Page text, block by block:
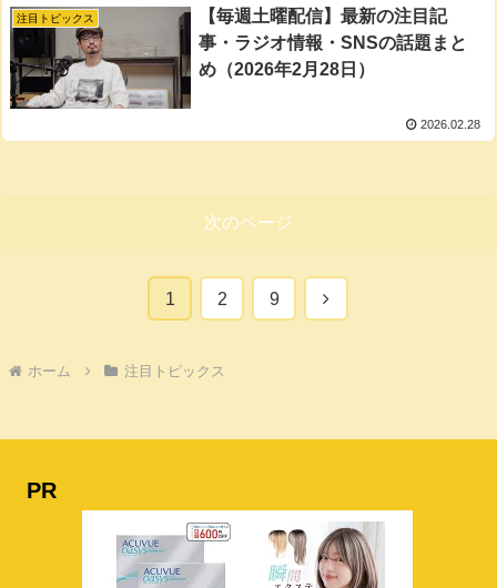
注目トピックス
【毎週土曜配信】最新の注目記
事・ラジオ情報・SNSの話題まと
め（2026年2月28日）
2026.02.28
次のページ
1 2 9 次
ホーム 注目トピックス
PR